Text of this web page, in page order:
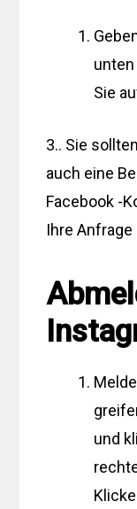
Sie
3.. Sie
auch eine
Facebook -
Ihre
und